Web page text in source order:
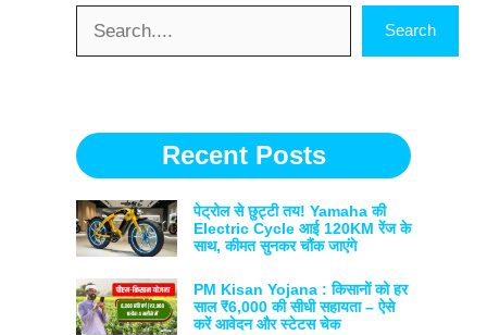
Search
Recent Posts
पेट्रोल से छुट्टी तय! Yamaha की
Electric Cycle आई 120KM रेंज के
साथ, कीमत सुनकर चौंक जाएंगे
PM Kisan Yojana : किसानों को हर
साल ₹6,000 की सीधी सहायता – ऐसे
करें आवेदन और स्टेटस चेक